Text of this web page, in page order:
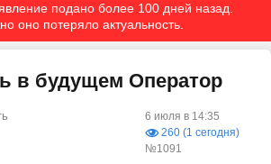
подано более 100 дней назад.
оно потеряло актуальность.
в будущем Оператор
6 июля в 14:35
260 (1 сегодня)
№1091